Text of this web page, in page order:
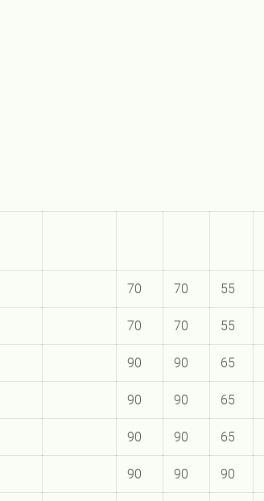
70 70 55
70 70 55
90 90 65
90 90 65
90 90 65
90 90 90